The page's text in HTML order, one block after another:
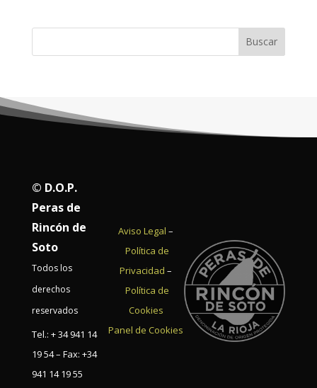
Buscar
© D.O.P.
Peras de
Rincón de
Soto
Todos los
derechos
reservados
Tel.: + 34 941 14
19 54 – Fax: +34
941 14 19 55
Aviso Legal –
Política de
Privacidad –
Política de
Cookies
Panel de Cookies